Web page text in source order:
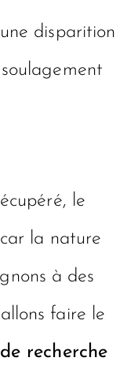
disparition
le
la nature
à des
faire le
recherche